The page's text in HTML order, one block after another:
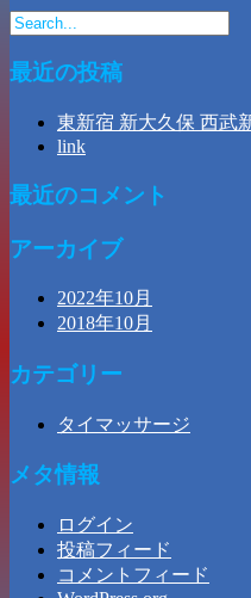
最近の投稿
東新宿 新大久保 西武
link
最近のコメント
アーカイブ
2022年10月
2018年10月
カテゴリー
タイマッサージ
メタ情報
ログイン
投稿フィード
コメントフィード